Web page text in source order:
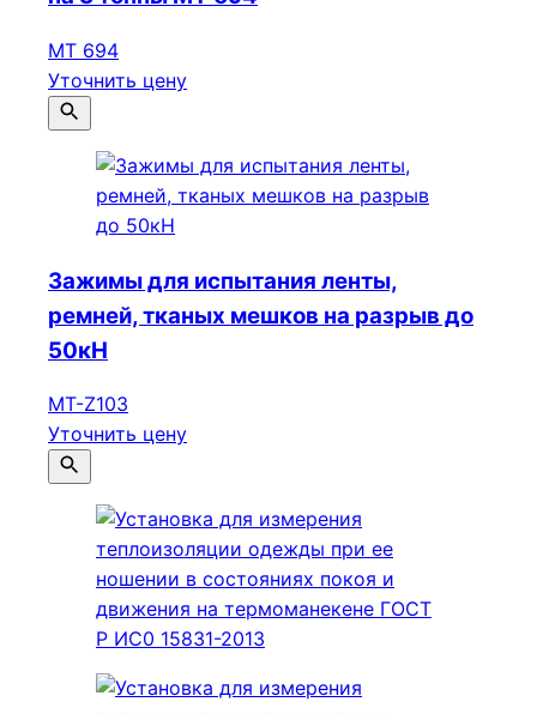
МТ 694
Уточнить цену
Зажимы для испытания ленты,
ремней, тканых мешков на разрыв до
50кН
МТ-Z103
Уточнить цену